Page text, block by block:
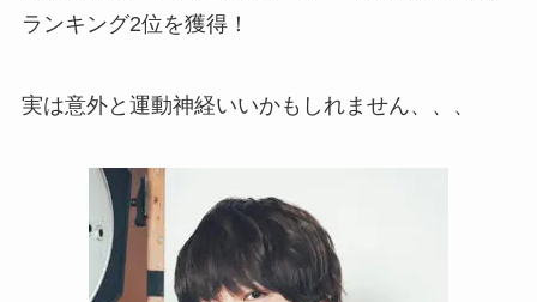
ランキング2位を獲得！
実は意外と運動神経いいかもしれません、、、